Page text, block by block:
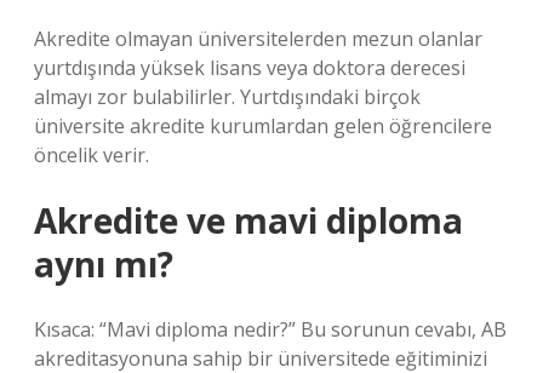
Akredite olmayan üniversitelerden mezun olanlar
yurtdışında yüksek lisans veya doktora derecesi
almayı zor bulabilirler. Yurtdışındaki birçok
üniversite akredite kurumlardan gelen öğrencilere
öncelik verir.
Akredite ve mavi diploma
aynı mı?
Kısaca: “Mavi diploma nedir?” Bu sorunun cevabı, AB
akreditasyonuna sahip bir üniversitede eğitiminizi